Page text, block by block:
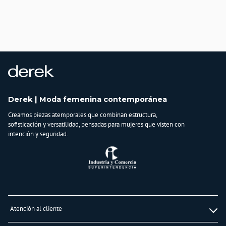
Derek | Moda femenina contemporánea
Creamos piezas atemporales que combinan estructura,
sofisticación y versatilidad, pensadas para mujeres que visten con
intención y seguridad.
Atención al cliente